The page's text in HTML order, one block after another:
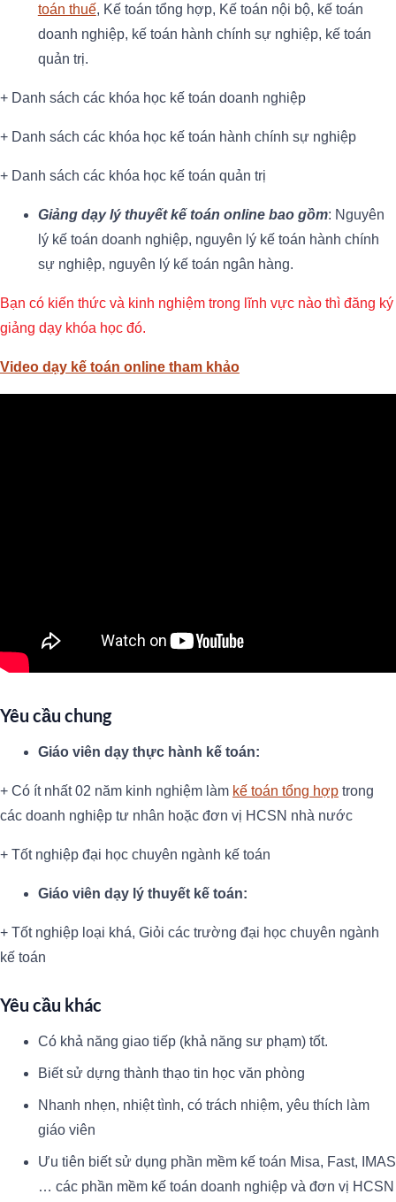
toán thuế, Kế toán tổng hợp, Kế toán nội bộ, kế toán
doanh nghiệp, kế toán hành chính sự nghiệp, kế toán
quản trị.
+ Danh sách các khóa học kế toán doanh nghiệp
+ Danh sách các khóa học kế toán hành chính sự nghiệp
+ Danh sách các khóa học kế toán quản trị
Giảng dạy lý thuyết kế toán online bao gồm: Nguyên
lý kế toán doanh nghiệp, nguyên lý kế toán hành chính
sự nghiệp, nguyên lý kế toán ngân hàng.
Bạn có kiến thức và kinh nghiệm trong lĩnh vực nào thì đăng ký
giảng dạy khóa học đó.
Video dạy kế toán online tham khảo
Yêu cầu chung
Giáo viên dạy thực hành kế toán:
+ Có ít nhất 02 năm kinh nghiệm làm kế toán tổng hợp trong
các doanh nghiệp tư nhân hoặc đơn vị HCSN nhà nước
+ Tốt nghiệp đại học chuyên ngành kế toán
Giáo viên dạy lý thuyết kế toán:
+ Tốt nghiệp loại khá, Giỏi các trường đại học chuyên ngành
kế toán
Yêu cầu khác
Có khả năng giao tiếp (khả năng sư phạm) tốt.
Biết sử dựng thành thạo tin học văn phòng
Nhanh nhẹn, nhiệt tình, có trách nhiệm, yêu thích làm
giáo viên
Ưu tiên biết sử dụng phần mềm kế toán Misa, Fast, IMAS
… các phần mềm kế toán doanh nghiệp và đơn vị HCSN